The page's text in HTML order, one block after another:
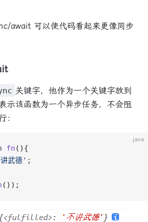
await 可以使代码看起来更像同步
关键字，他作为一个关键字放到
示该函数为一个异步任务，不会阻
：
java
fn (){
武德' ;
());